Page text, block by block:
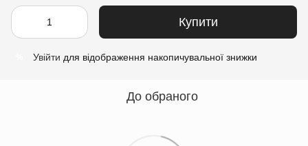
Купити
Увійти для відображення накопичувальної знижки
До обраного